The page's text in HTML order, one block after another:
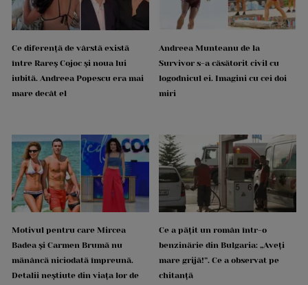
Ce diferență de vârstă există
între Rareș Cojoc și noua lui
iubită. Andreea Popescu era mai
mare decât el
Andreea Munteanu de la
Survivor s-a căsătorit civil cu
logodnicul ei. Imagini cu cei doi
miri
Motivul pentru care Mircea
Badea și Carmen Brumă nu
mănâncă niciodată împreună.
Detalii neștiute din viața lor de
Ce a pățit un român într-o
benzinărie din Bulgaria: „Aveți
mare grijă!”. Ce a observat pe
chitanță